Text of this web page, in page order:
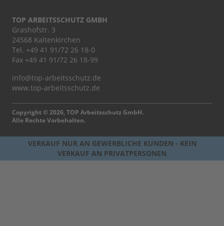
TOP ARBEITSSCHUTZ GMBH
Grashofstr. 3
24568 Kaltenkirchen
Tel. +49 41 91/72 26 18-0
Fax +49 41 91/72 26 18-99
info@top-arbeitsschutz.de
www.top-arbeitsschutz.de
Copyright © 2026, TOP Arbeitsschutz GmbH.
Alle Rechte Vorbehalten.
VERKAUF NUR AN GEWERBLICHE KUNDEN - KEIN
VERKAUF AN PRIVATPERSONEN